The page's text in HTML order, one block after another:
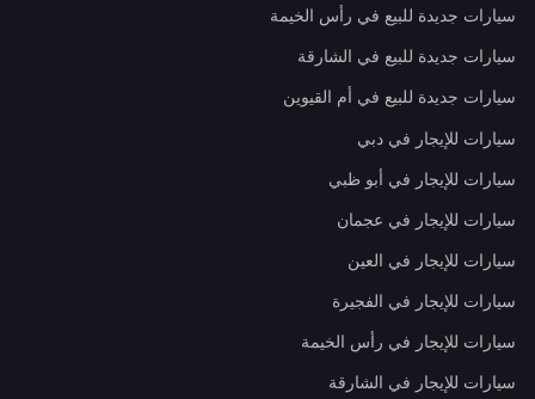
سيارات جديدة للبيع في رأس الخيمة
سيارات جديدة للبيع في الشارقة
سيارات جديدة للبيع في أم القيوين
سيارات للإيجار في دبي
سيارات للإيجار في أبو ظبي
سيارات للإيجار في عجمان
سيارات للإيجار في العين
سيارات للإيجار في الفجيرة
سيارات للإيجار في رأس الخيمة
سيارات للإيجار في الشارقة